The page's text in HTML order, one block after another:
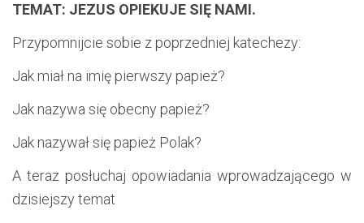
TEMAT: JEZUS OPIEKUJE SIĘ NAMI.
Przypomnijcie sobie z poprzedniej katechezy:
Jak miał na imię pierwszy papież?
Jak nazywa się obecny papież?
Jak nazywał się papież Polak?
A teraz posłuchaj opowiadania wprowadzającego w
dzisiejszy temat